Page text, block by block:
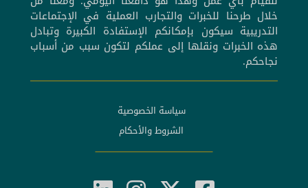
خلال طرحنا للخبرات والتجارب العملية في الإجتماعات
التدريبية سيكون بإمكانكم الإستفادة الكبيرة وتبادل
هذه الخبرات ونقلها إلى عملكم لتكون سبب من أسباب
نجاحكم.
سياسة الخصوصية
الشروط والأحكام